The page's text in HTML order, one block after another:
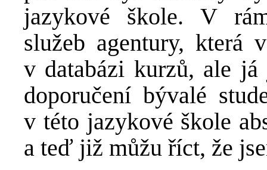
jazykové škole. V
služeb agentury, která
v databázi kurzů, ale
doporučení bývalé
v této jazykové škole
a teď již můžu říct, že